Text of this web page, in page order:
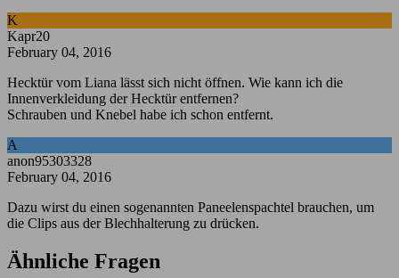
K
Kapr20
February 04, 2016
Hecktür vom Liana lässt sich nicht öffnen. Wie kann ich die
Innenverkleidung der Hecktür entfernen?
Schrauben und Knebel habe ich schon entfernt.
A
anon95303328
February 04, 2016
Dazu wirst du einen sogenannten Paneelenspachtel brauchen, um
die Clips aus der Blechhalterung zu drücken.
Ähnliche Fragen